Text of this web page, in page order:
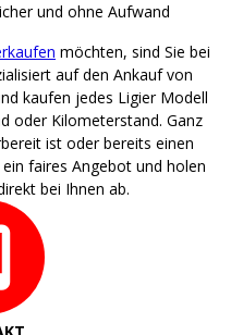
und ohne Aufwand
möchten, sind Sie bei
auf den Ankauf von
kaufen jedes Ligier Modell
oder Kilometerstand. Ganz
ist oder bereits einen
faires Angebot und holen
bei Ihnen ab.